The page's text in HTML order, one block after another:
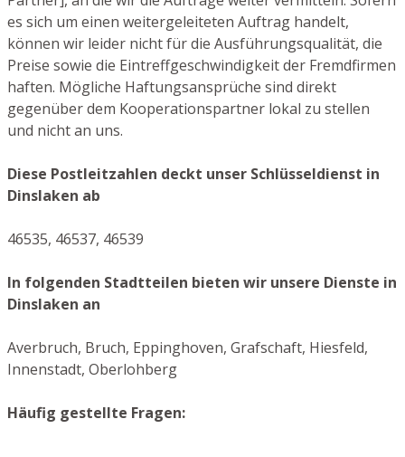
es sich um einen weitergeleiteten Auftrag handelt,
können wir leider nicht für die Ausführungsqualität, die
Preise sowie die Eintreffgeschwindigkeit der Fremdfirmen
haften. Mögliche Haftungsansprüche sind direkt
gegenüber dem Kooperationspartner lokal zu stellen
und nicht an uns.
Diese Postleitzahlen deckt unser Schlüsseldienst in
Dinslaken ab
46535, 46537, 46539
In folgenden Stadtteilen bieten wir unsere Dienste in
Dinslaken an
Averbruch, Bruch, Eppinghoven, Grafschaft, Hiesfeld,
Innenstadt, Oberlohberg
Häufig gestellte Fragen: